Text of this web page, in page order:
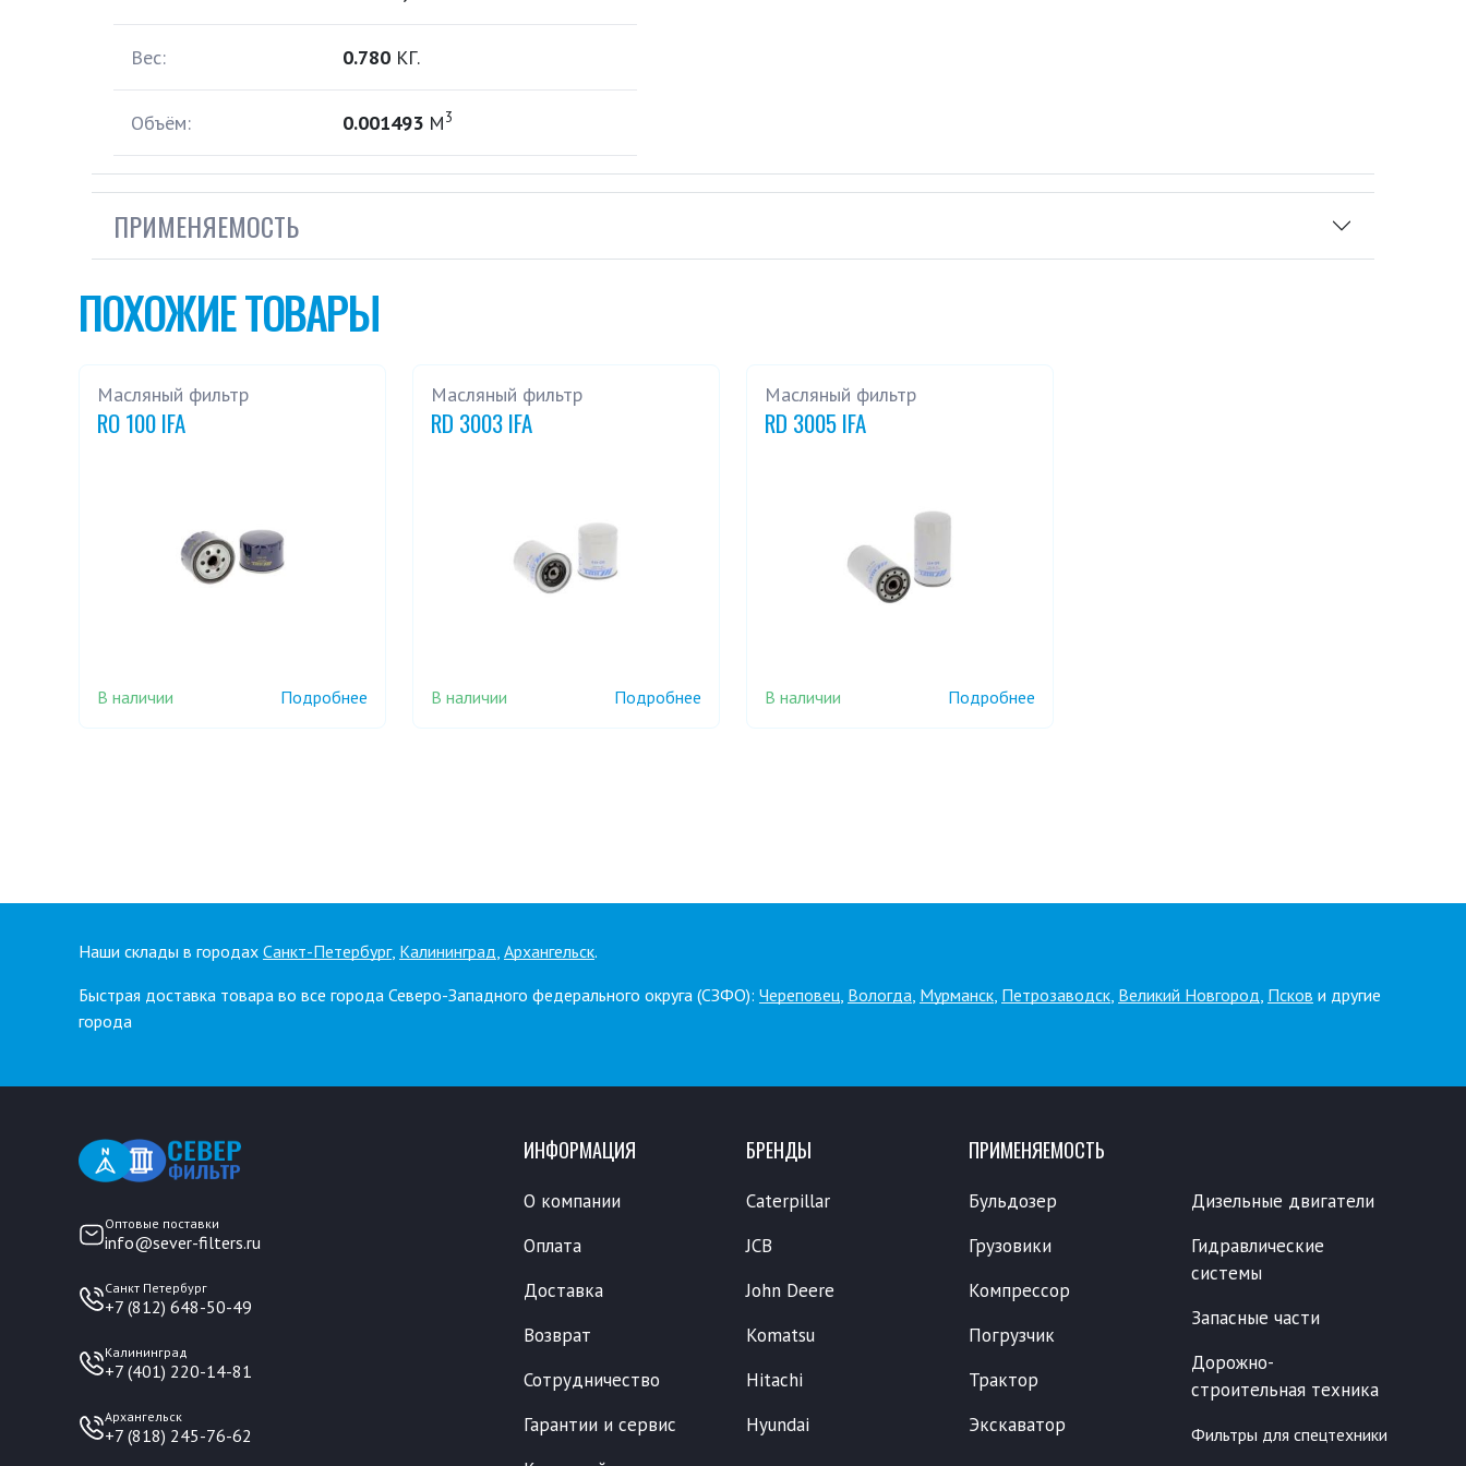
Вес: 0.780 КГ.
Объём: 0.001493 М3
ПРИМЕНЯЕМОСТЬ
ПОХОЖИЕ ТОВАРЫ
Масляный фильтр
RO 100 IFA
В наличии Подробнее
Масляный фильтр
RD 3003 IFA
В наличии Подробнее
Масляный фильтр
RD 3005 IFA
В наличии Подробнее
Наши склады в городах Санкт-Петербург, Калининград, Архангельск.
Быстрая доставка товара во все города Северо-Западного федерального округа (СЗФО): Череповец, Вологда, Мурманск, Петрозаводск, Великий Новгород, Псков и другие
города
Оптовые поставки
info@sever-filters.ru
Санкт Петербург
+7 (812) 648-50-49
Калининград
+7 (401) 220-14-81
Архангельск
+7 (818) 245-76-62
ИНФОРМАЦИЯ
О компании
Оплата
Доставка
Возврат
Сотрудничество
Гарантии и сервис
БРЕНДЫ
Caterpillar
JCB
John Deere
Komatsu
Hitachi
Hyundai
ПРИМЕНЯЕМОСТЬ
Бульдозер
Грузовики
Компрессор
Погрузчик
Трактор
Экскаватор
Дизельные двигатели
Гидравлические
системы
Запасные части
Дорожно-
строительная техника
Фильтры для спецтехники